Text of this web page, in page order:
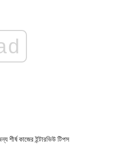
শীর্ষ কাজের ইন্টারভিউ টিপস